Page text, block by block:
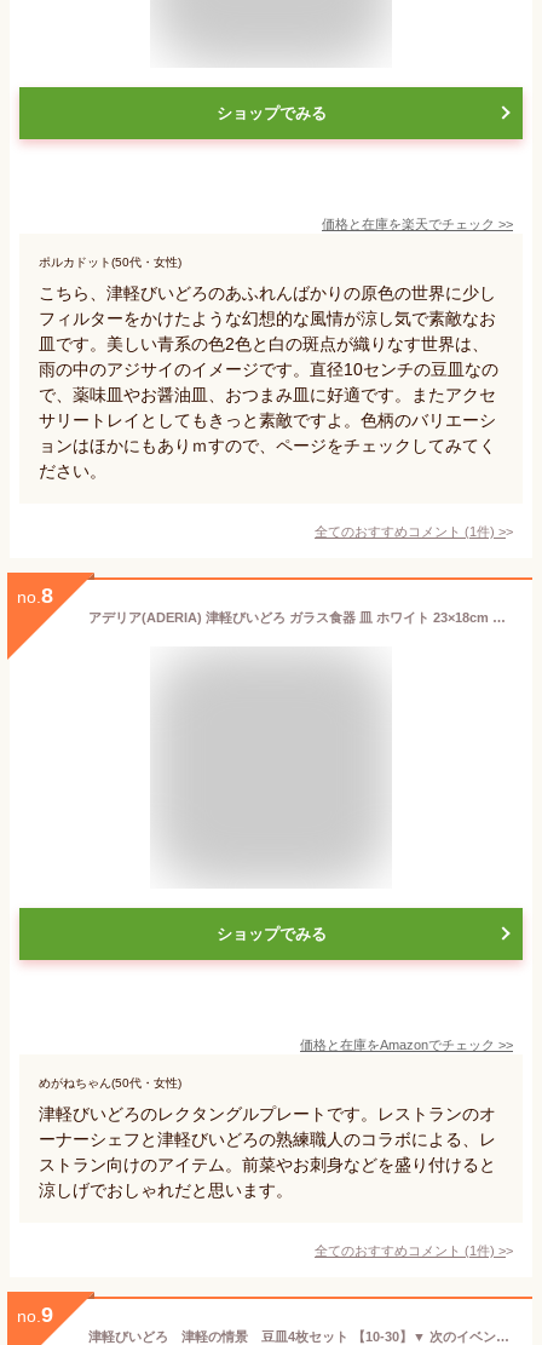
ショップでみる
価格と在庫を楽天でチェック >>
ポルカドット(50代・女性)
こちら、津軽びいどろのあふれんばかりの原色の世界に少し
フィルターをかけたような幻想的な風情が涼し気で素敵なお
皿です。美しい青系の色2色と白の斑点が織りなす世界は、
雨の中のアジサイのイメージです。直径10センチの豆皿なの
で、薬味皿やお醤油皿、おつまみ皿に好適です。またアクセ
サリートレイとしてもきっと素敵ですよ。色柄のバリエーシ
ョンはほかにもありｍすので、ページをチェックしてみてく
ださい。
全てのおすすめコメント (1件) >
no. 8
アデリア(ADERIA) 津軽びいどろ ガラス食器 皿 ホワイト 23×18cm 季 レクタングルプレート 日本製 F-71128
ショップでみる
価格と在庫をAmazonでチェック >>
めがねちゃん(50代・女性)
津軽びいどろのレクタングルプレートです。レストランのオ
ーナーシェフと津軽びいどろの熟練職人のコラボによる、レ
ストラン向けのアイテム。前菜やお刺身などを盛り付けると
涼しげでおしゃれだと思います。
全てのおすすめコメント (1件) >
no. 9
津軽びいどろ 津軽の情景 豆皿4枚セット 【10-30】▼ 次のイベント迄迄【ポイント2】 結婚内祝い 結婚祝い 出産内祝い お返し 新築内祝い 快気祝い 引き出物 見舞い ギフト